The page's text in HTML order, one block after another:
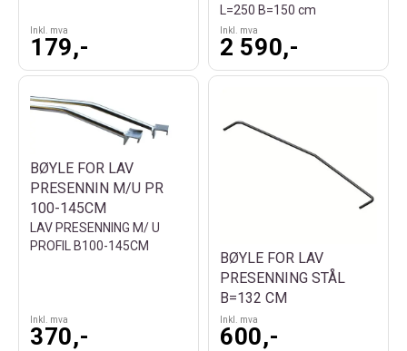
Inkl. mva
179,-
L=250 B=150 cm
Inkl. mva
2 590,-
BØYLE FOR LAV
PRESENNIN M/U PR
100-145CM
LAV PRESENNING M/ U
PROFIL B100-145CM
Inkl. mva
370,-
BØYLE FOR LAV
PRESENNING STÅL
B=132 CM
Inkl. mva
600,-